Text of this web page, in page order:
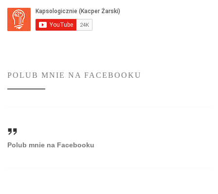
POLUB MNIE NA FACEBOOKU
Polub mnie na Facebooku